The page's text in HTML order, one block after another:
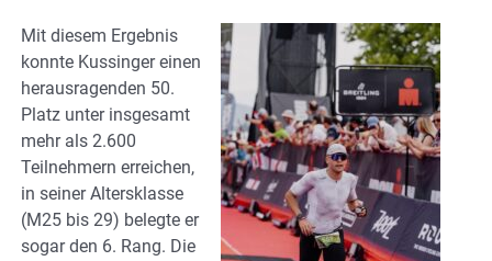
Mit diesem Ergebnis
konnte Kussinger einen
herausragenden 50.
Platz unter insgesamt
mehr als 2.600
Teilnehmern erreichen,
in seiner Altersklasse
(M25 bis 29) belegte er
sogar den 6. Rang. Die